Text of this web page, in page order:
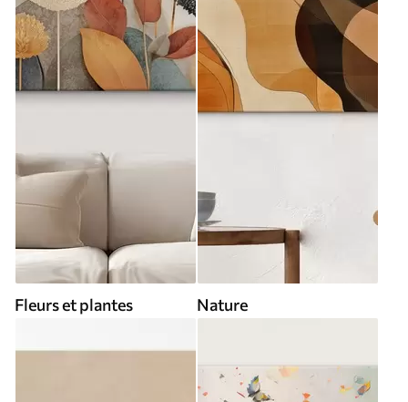
Fleurs et plantes Nature